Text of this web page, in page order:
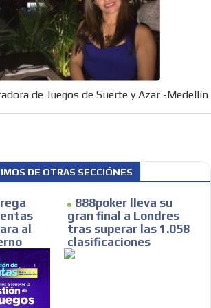
de Juegos de Suerte y Azar -Medellín
DE OTRAS SECCIÓNES
al
888poker lleva su
gran final a Londres
tras superar las 1.058
clasificaciones